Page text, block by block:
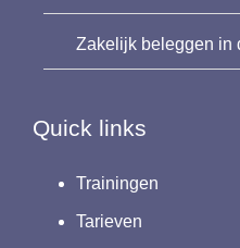
Zakelijk beleggen in
Quick links
Trainingen
Tarieven